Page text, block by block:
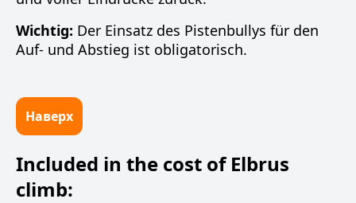
Wichtig: Der Einsatz des Pistenbullys für den
Auf- und Abstieg ist obligatorisch.
Наверх
Included in the cost of Elbrus
climb: